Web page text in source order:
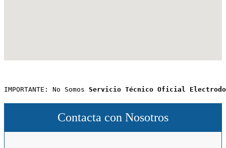
IMPORTANTE: No Somos Servicio Técnico Oficial
Contacta con Nosotros